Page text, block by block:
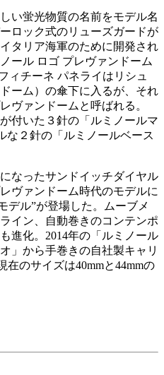
い蛍光物質の名前をモデル名
ロック式のリューズガードが
タリア海軍のために開発され
ール ロゴ プレヴァンドーム
ィチーネ パネライはリシュ
ーム）の傘下に入るが、それ
ヴァンドームと呼ばれる。
付いた３針の「ルミノールマ
な２針の「ルミノールベース
なったサンドイッチダイヤル
ヴァンドーム時代のモデルに
デル”が登場した。ムーブメ
イン、自動巻きのコンテンポ
進化。2014年の「ルミノール
」から手巻きの自社製キャリ
在のサイズは40mmと44mmの